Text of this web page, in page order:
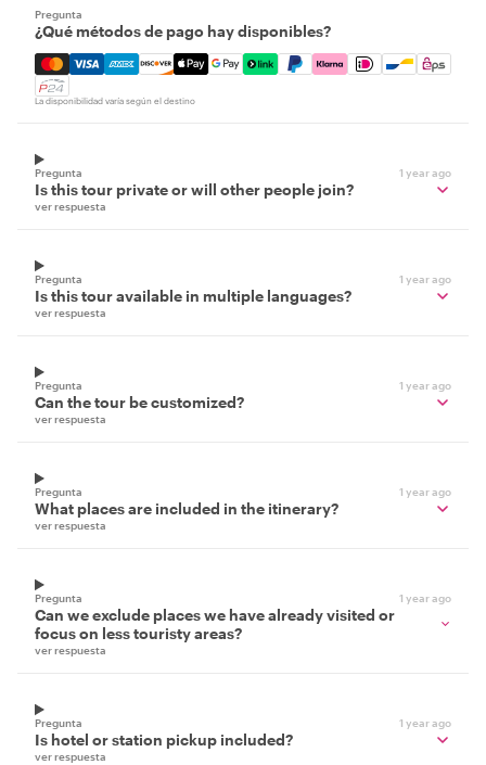
Pregunta
¿Qué métodos de pago hay disponibles?
Mastercard, Visa, Amex, Discover, Apple Pay, Google
La disponibilidad varía según el destino
Pregunta 1 year ago
Is this tour private or will other people join?
ver respuesta
Pregunta 1 year ago
Is this tour available in multiple languages?
ver respuesta
Pregunta 1 year ago
Can the tour be customized?
ver respuesta
Pregunta 1 year ago
What places are included in the itinerary?
ver respuesta
Pregunta 1 year ago
Can we exclude places we have already visited or
focus on less touristy areas?
ver respuesta
Pregunta 1 year ago
Is hotel or station pickup included?
ver respuesta